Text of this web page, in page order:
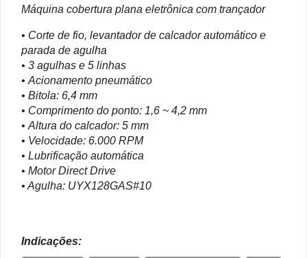
Máquina cobertura plana eletrônica com trançador
• Corte de fio, levantador de calcador automático e
parada de agulha
• 3 agulhas e 5 linhas
• Acionamento pneumático
• Bitola: 6,4 mm
• Comprimento do ponto: 1,6 ~ 4,2 mm
• Altura do calcador: 5 mm
• Velocidade: 6.000 RPM
• Lubrificação automática
• Motor Direct Drive
• Agulha: UYX128GAS#10
Indicações: